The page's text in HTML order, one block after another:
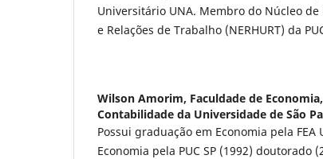
Universitário UNA. Membro do Núcleo de
e Relações de Trabalho (NERHURT) da
Wilson Amorim, Faculdade de
Contabilidade da Universidade de São
Possui graduação em Economia pela FEA
Economia pela PUC SP (1992) doutorado